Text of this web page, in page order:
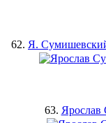
62. Я.
63.